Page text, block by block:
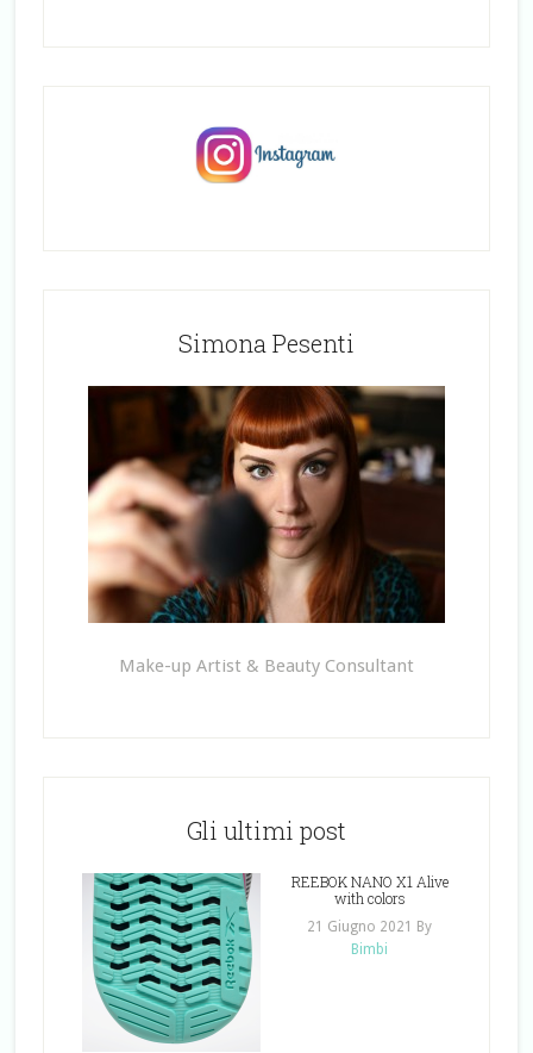
Simona Pesenti
Make-up Artist & Beauty Consultant
Gli ultimi post
REEBOK NANO X1 Alive
with colors
21 Giugno 2021
By
Bimbi